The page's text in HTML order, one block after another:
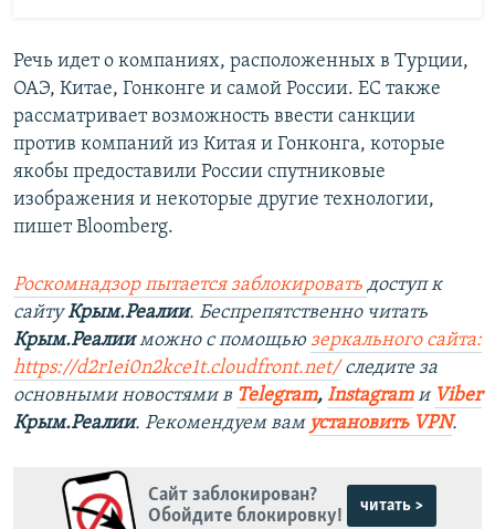
Речь идет о компаниях, расположенных в Турции,
ОАЭ, Китае, Гонконге и самой России. ЕС также
рассматривает возможность ввести санкции
против компаний из Китая и Гонконга, которые
якобы предоставили России спутниковые
изображения и некоторые другие технологии,
пишет Bloomberg.
Роскомнадзор пытается заблокировать доступ к
сайтуКрым.Реалии. Беспрепятственно читать
Крым.Реалииможно с помощью зеркального сайта:
https://d2r1ei0n2kce1t.cloudfront.net/следите за
основными новостями в Telegram, Instagramи Viber
Крым.Реалии. Рекомендуем вам установить VPN.
Сайт заблокирован?
Обойдите блокировку!
читать >